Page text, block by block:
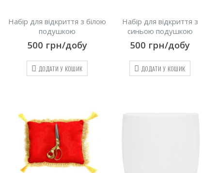
Набір для відкриття з білою
подушкою
500 грн/добу
ДОДАТИ У КОШИК
Набір для відкриття з
синьою подушкою
500 грн/добу
ДОДАТИ У КОШИК